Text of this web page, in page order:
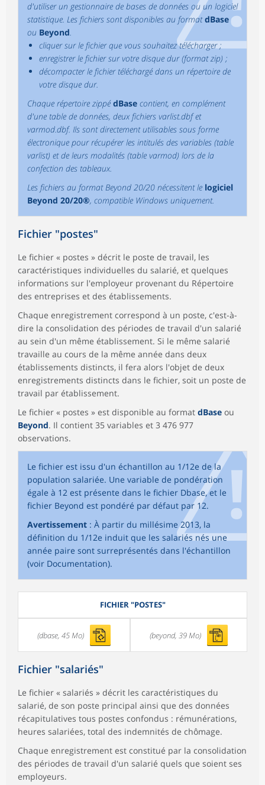
d'utiliser un gestionnaire de bases de données ou un logiciel
statistique. Les fichiers sont disponibles au formatdBase
ou Beyond.
cliquer sur le fichier que vous souhaitez télécharger ;
enregistrer le fichier sur votre disque dur (format zip) ;
décompacter le fichier téléchargé dans un répertoire de
votre disque dur.
Chaque répertoire zippédBase contient, en complément
d'une table de données, deux fichiers varlist.dbf et
varmod.dbf. Ils sont directement utilisables sous forme
électronique pour récupérer les intitulés des variables (table
varlist) et de leurs modalités (table varmod) lors de la
confection des tableaux.
Les fichiers au format Beyond 20/20 nécessitent le logiciel
Beyond 20/20®, compatible Windows uniquement.
Fichier "postes"
Le fichier « postes » décrit le poste de travail, les
caractéristiques individuelles du salarié, et quelques
informations sur l'employeur provenant du Répertoire
des entreprises et des établissements.
Chaque enregistrement correspond à un poste, c'est-à-
dire la consolidation des périodes de travail d'un salarié
au sein d'un même établissement. Si le même salarié
travaille au cours de la même année dans deux
établissements distincts, il fera alors l'objet de deux
enregistrements distincts dans le fichier, soit un poste de
travail par établissement.
Le fichier « postes » est disponible au format dBase ou
Beyond. Il contient 35 variables et 3 476 977
observations.
Le fichier est issu d'un échantillon au 1/12e de la
population salariée. Une variable de pondération
égale à 12 est présente dans le fichier Dbase, et le
fichier Beyond est pondéré par défaut par 12.
Avertissement : À partir du millésime 2013, la
définition du 1/12e induit que les salariés nés une
année paire sont surreprésentés dans l'échantillon
(voir Documentation).
FICHIER "POSTES"
(dbase, 45 Mo) (beyond, 39 Mo)
Fichier "salariés"
Le fichier « salariés » décrit les caractéristiques du
salarié, de son poste principal ainsi que des données
récapitulatives tous postes confondus : rémunérations,
heures salariées, total des indemnités de chômage.
Chaque enregistrement est constitué par la consolidation
des périodes de travail d'un salarié quels que soient ses
employeurs.